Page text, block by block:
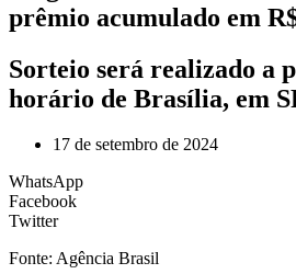
prêmio acumulado em
Sorteio será realizado a
horário de Brasília, em
17 de setembro de 2024
WhatsApp
Facebook
Twitter
Fonte: Agência Brasil